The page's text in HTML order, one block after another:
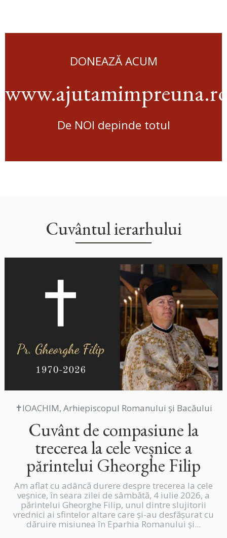
DONEAZĂ ACUM
De NOI depinde totul
Cuvântul ierarhului
✝IOACHIM, Arhiepiscopul Romanului și Bacăului
Cuvânt de compasiune la
trecerea la cele veșnice a
părintelui Gheorghe Filip
Am aflat cu adâncă durere despre trecerea la cele
veșnice, în seara zilei de sâmbătă, 4 iulie 2026, a
părintelui Gheorghe Filip, unul dintre slujitorii
vrednici ai sfintelor altare care și-au desfășurat cu
dăruire misiunea în Eparhia Romanului și...